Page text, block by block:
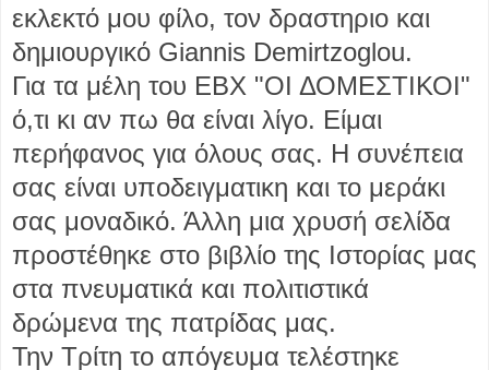
εκλεκτό μου φίλο, τον δραστηριο και
δημιουργικό Giannis Demirtzoglou.
Για τα μέλη του ΕΒΧ "ΟΙ ΔΟΜΕΣΤΙΚΟΙ"
ό,τι κι αν πω θα είναι λίγο. Είμαι
περήφανος για όλους σας. Η συνέπεια
σας είναι υποδειγματικη και το μεράκι
σας μοναδικό. Άλλη μια χρυσή σελίδα
προστέθηκε στο βιβλίο της Ιστορίας μας
στα πνευματικά και πολιτιστικά
δρώμενα της πατρίδας μας.
Την Τρίτη το απόγευμα τελέστηκε